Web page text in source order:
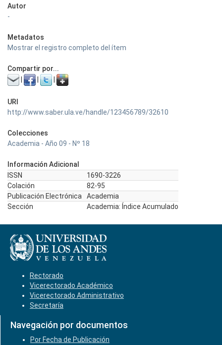
Autor
-
Metadatos
Mostrar el registro completo del ítem
Compartir por...
URI
http://www.saber.ula.ve/handle/123456789/32610
Colecciones
Academia - Año 09 - Nº 18
Información Adicional
ISSN
1690-3226
Colación
82-95
Publicación Electrónica
Academia
Sección
Academia: Índice Acumulado
Rectorado
Vicerectorado Académico
Vicerectorado Administrativo
Secretaría
Navegación por documentos
Por Fecha de Publicación